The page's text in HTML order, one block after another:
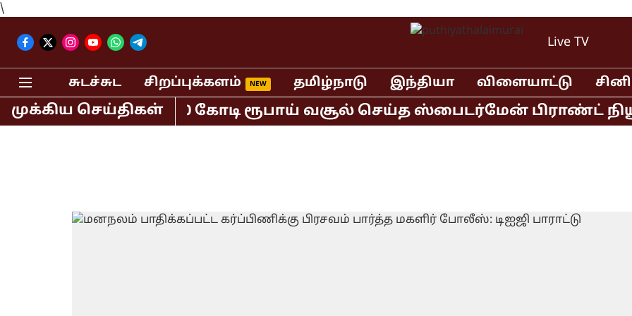
\
Live TV
சுடச்சுட சிறப்புக்களம் தமிழ்நாடு இந்தியா விளையாட்டு
முக்கிய செய்திகள்
மட்டும் 400 கோடி ரூபாய் வசூல் செய்த ஸ்பைடர்மேன் பிராண்ட் நியூ